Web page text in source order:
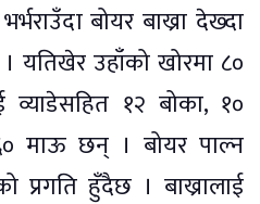
बोयर बाख्रा देख्दा
यतिखेर उहाँको खोरमा ८०
१२ बोका, १०
माऊ छन् । बोयर पाल्न
प्रगति हुँदैछ । बाख्रालाई